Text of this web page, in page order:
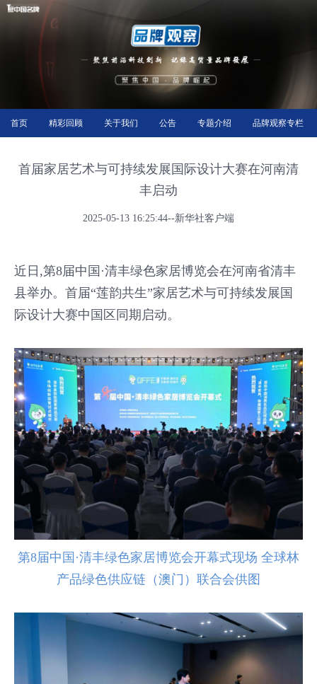
首页 精彩回顾 关于我们 公告 专题介绍 品牌观察专栏
首届家居艺术与可持续发展国际设计大赛在河南清
丰启动
2025-05-13 16:25:44--新华社客户端
近日,第8届中国·清丰绿色家居博览会在河南省清丰
县举办。首届“莲韵共生”家居艺术与可持续发展国
际设计大赛中国区同期启动。
第8届中国·清丰绿色家居博览会开幕式现场 全球林
产品绿色供应链（澳门）联合会供图